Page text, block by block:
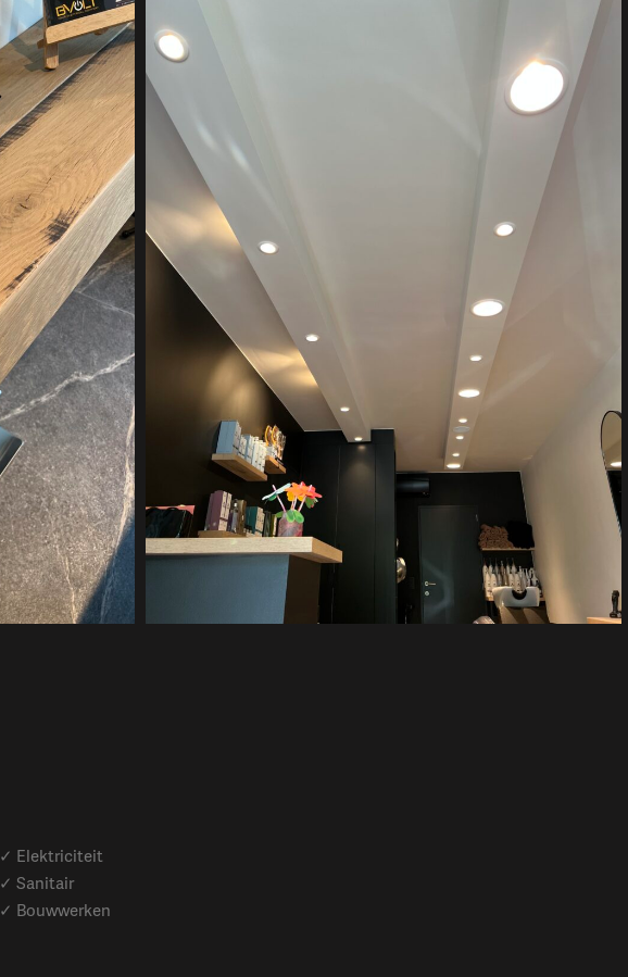
✓ Elektriciteit
✓ Sanitair
✓ Bouwwerken